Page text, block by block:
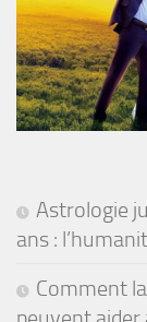
Astrologie
ans :
Comment